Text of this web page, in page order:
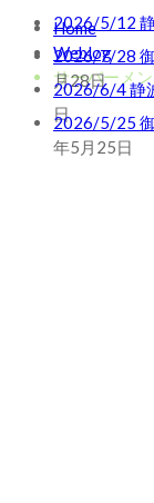
2026/5/12
2026/7/28
月28日
2026/6/4 静
日
2026/5/25
年5月25日
Home
Weblog
サーバーメ